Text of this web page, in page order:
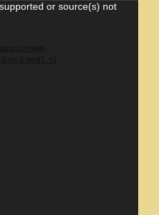
or source(s) not